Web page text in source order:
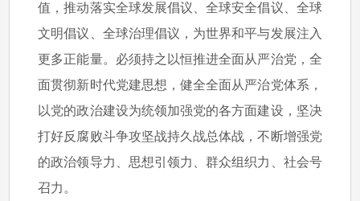
值，推动落实全球发展倡议、全球安全倡议、全球
文明倡议、全球治理倡议，为世界和平与发展注入
更多正能量。必须持之以恒推进全面从严治党，全
面贯彻新时代党建思想，健全全面从严治党体系，
以党的政治建设为统领加强党的各方面建设，坚决
打好反腐败斗争攻坚战持久战总体战，不断增强党
的政治领导力、思想引领力、群众组织力、社会号
召力。